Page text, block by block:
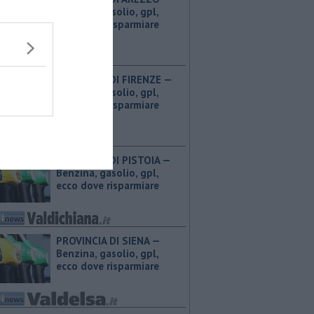
Benzina, gasolio, gpl,
ecco dove risparmiare
PROVINCIA DI FIRENZE — ​
Benzina, gasolio, gpl,
ecco dove risparmiare
PROVINCIA DI PISTOIA — ​
Benzina, gasolio, gpl,
ecco dove risparmiare
PROVINCIA DI SIENA — ​
Benzina, gasolio, gpl,
ecco dove risparmiare